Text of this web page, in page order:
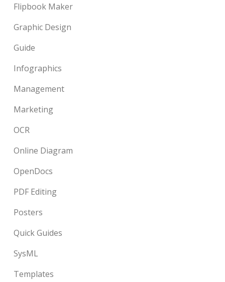
Flipbook Maker
Graphic Design
Guide
Infographics
Management
Marketing
OCR
Online Diagram
OpenDocs
PDF Editing
Posters
Quick Guides
SysML
Templates